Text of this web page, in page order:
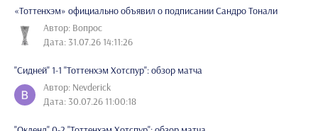
«Тоттенхэм» официально объявил о подписании Сандро Тонали
Автор: Вопрос
Дата: 31.07.26 14:11:26
"Сидней" 1-1 "Тоттенхэм Хотспур": обзор матча
Автор: Nevderick
Дата: 30.07.26 11:00:18